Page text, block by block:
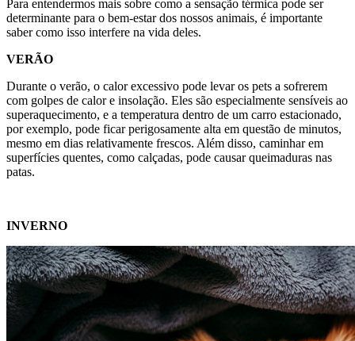
Para entendermos mais sobre como a sensação térmica pode ser
determinante para o bem-estar dos nossos animais, é importante
saber como isso interfere na vida deles.
VERÃO
Durante o verão, o calor excessivo pode levar os pets a sofrerem
com golpes de calor e insolação. Eles são especialmente sensíveis ao
superaquecimento, e a temperatura dentro de um carro estacionado,
por exemplo, pode ficar perigosamente alta em questão de minutos,
mesmo em dias relativamente frescos. Além disso, caminhar em
superfícies quentes, como calçadas, pode causar queimaduras nas
patas.
INVERNO